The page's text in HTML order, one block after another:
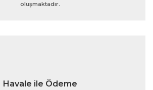
Gönder
oluşmaktadır.
Havale ile Ödeme